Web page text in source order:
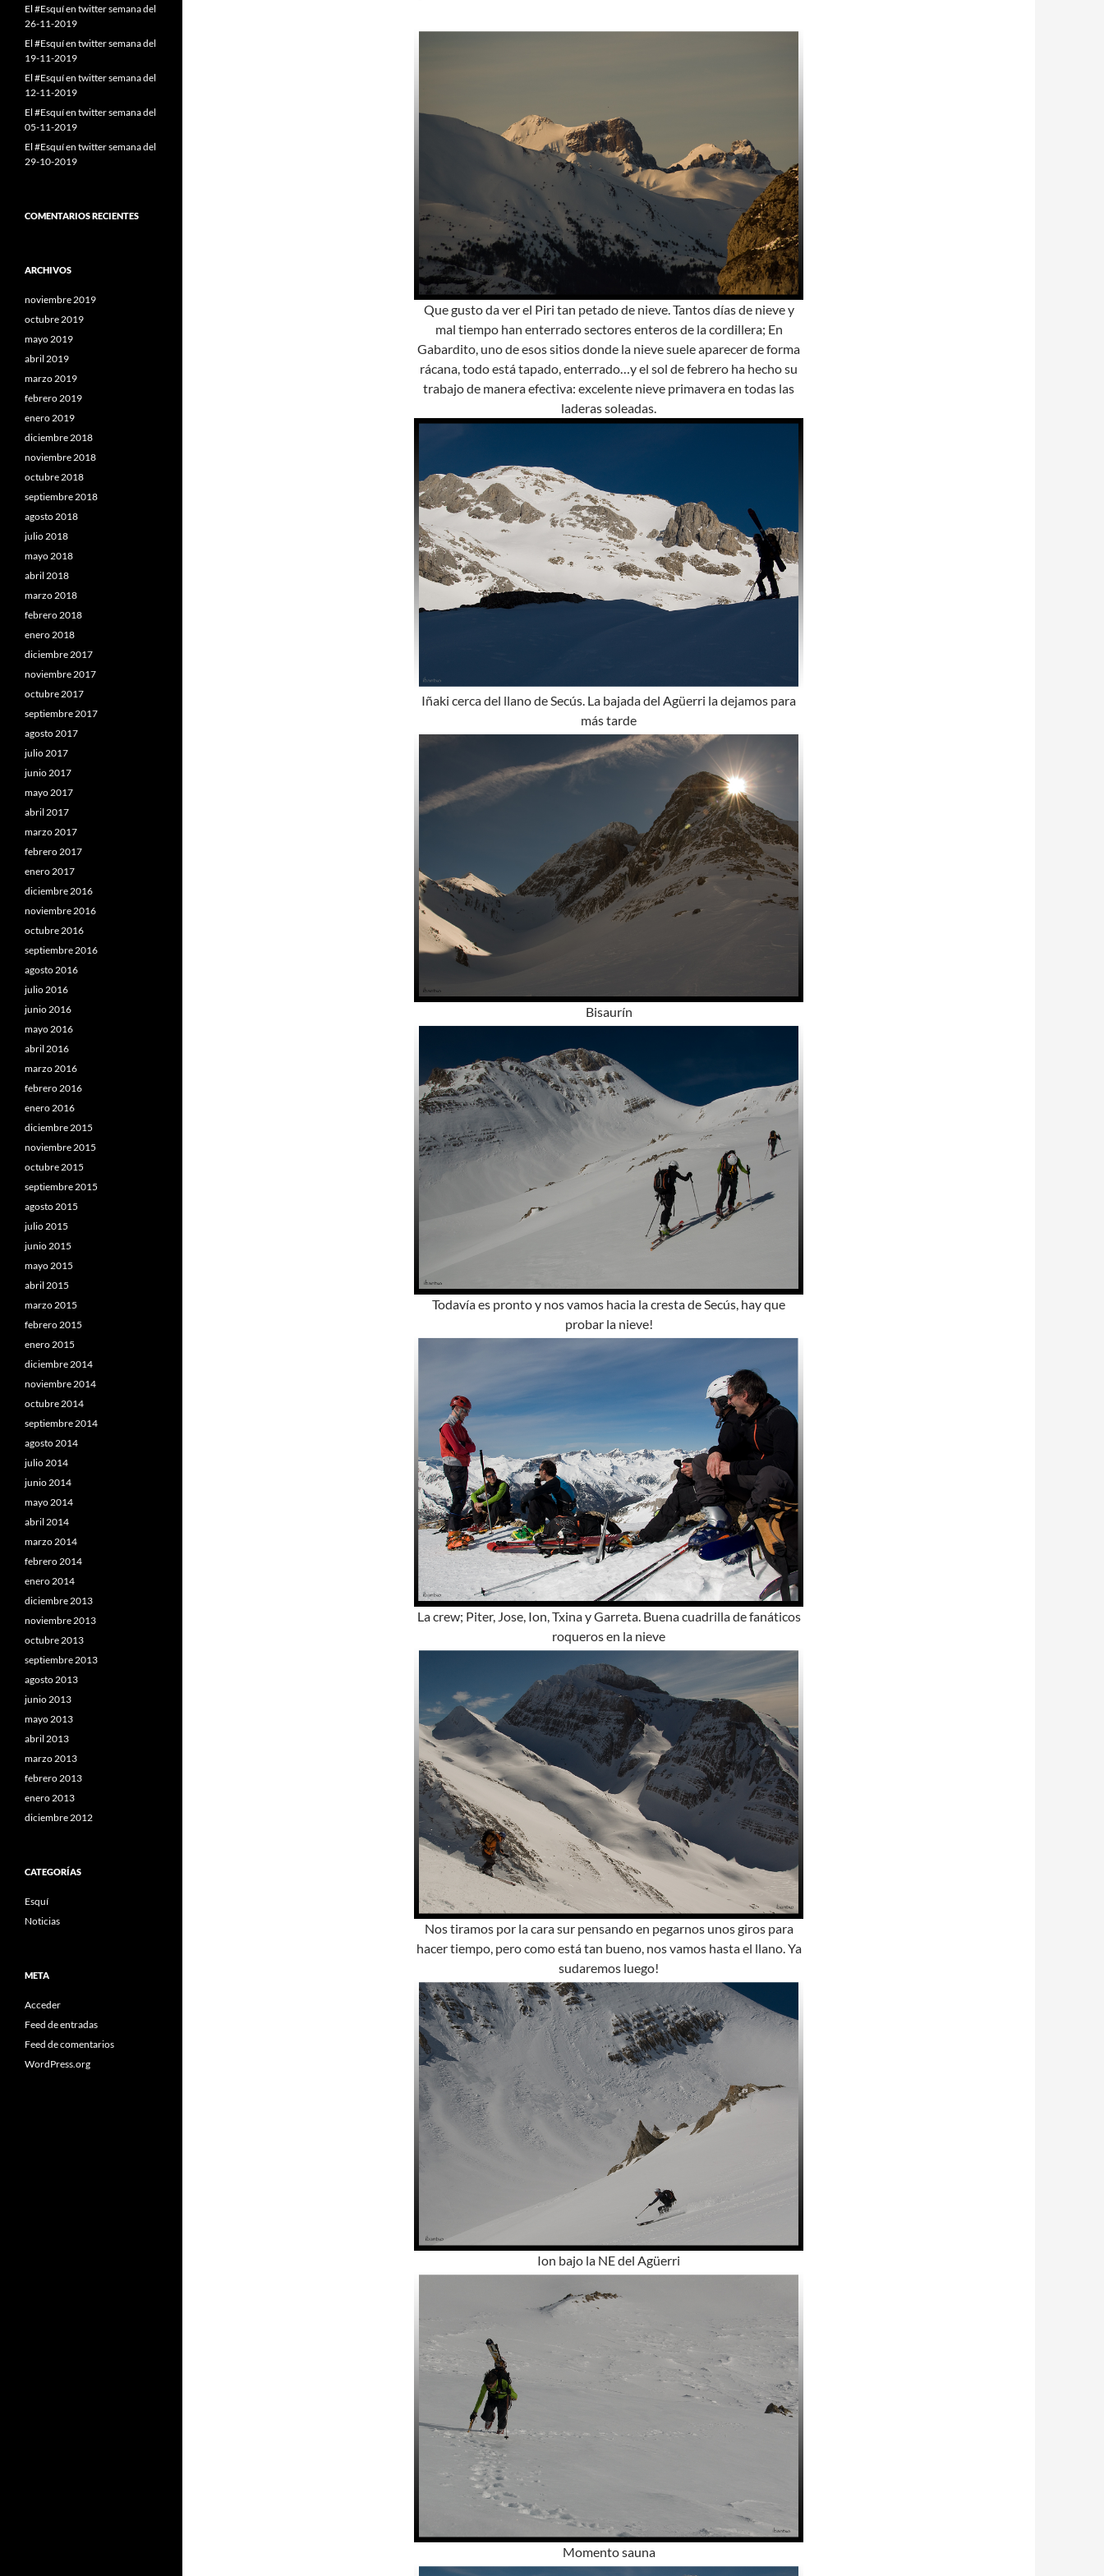
Que gusto da ver el Piri tan petado de nieve. Tantos días de nieve y
mal tiempo han enterrado sectores enteros de la cordillera; En
Gabardito, uno de esos sitios donde la nieve suele aparecer de forma
rácana, todo está tapado, enterrado…y el sol de febrero ha hecho su
trabajo de manera efectiva: excelente nieve primavera en todas las
laderas soleadas.
Iñaki cerca del llano de Secús. La bajada del Agüerri la dejamos para
más tarde
Bisaurín
Todavía es pronto y nos vamos hacia la cresta de Secús, hay que
probar la nieve!
La crew; Piter, Jose, Ion, Txina y Garreta. Buena cuadrilla de fanáticos
roqueros en la nieve
Nos tiramos por la cara sur pensando en pegarnos unos giros para
hacer tiempo, pero como está tan bueno, nos vamos hasta el llano. Ya
sudaremos luego!
Ion bajo la NE del Agüerri
Momento sauna
El #Esquí en twitter semana del
26-11-2019
El #Esquí en twitter semana del
19-11-2019
El #Esquí en twitter semana del
12-11-2019
El #Esquí en twitter semana del
05-11-2019
El #Esquí en twitter semana del
29-10-2019
COMENTARIOS RECIENTES
ARCHIVOS
noviembre 2019
octubre 2019
mayo 2019
abril 2019
marzo 2019
febrero 2019
enero 2019
diciembre 2018
noviembre 2018
octubre 2018
septiembre 2018
agosto 2018
julio 2018
mayo 2018
abril 2018
marzo 2018
febrero 2018
enero 2018
diciembre 2017
noviembre 2017
octubre 2017
septiembre 2017
agosto 2017
julio 2017
junio 2017
mayo 2017
abril 2017
marzo 2017
febrero 2017
enero 2017
diciembre 2016
noviembre 2016
octubre 2016
septiembre 2016
agosto 2016
julio 2016
junio 2016
mayo 2016
abril 2016
marzo 2016
febrero 2016
enero 2016
diciembre 2015
noviembre 2015
octubre 2015
septiembre 2015
agosto 2015
julio 2015
junio 2015
mayo 2015
abril 2015
marzo 2015
febrero 2015
enero 2015
diciembre 2014
noviembre 2014
octubre 2014
septiembre 2014
agosto 2014
julio 2014
junio 2014
mayo 2014
abril 2014
marzo 2014
febrero 2014
enero 2014
diciembre 2013
noviembre 2013
octubre 2013
septiembre 2013
agosto 2013
junio 2013
mayo 2013
abril 2013
marzo 2013
febrero 2013
enero 2013
diciembre 2012
CATEGORÍAS
Esquí
Noticias
META
Acceder
Feed de entradas
Feed de comentarios
WordPress.org